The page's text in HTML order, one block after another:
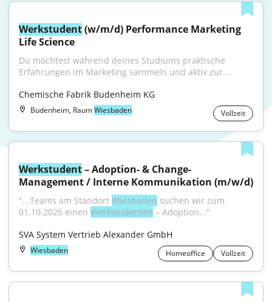
Werkstudent (w/m/d) Performance Marketing
Life Science
Du möchtest während deines Studiums praktische
Erfahrungen im Marketing sammeln und aktiv zur...
Chemische Fabrik Budenheim KG
Budenheim, RaumWiesbaden Vollzeit
Werkstudent – Adoption- & Change-
Management / Interne Kommunikation (m/w/d)
"...Teams am Standort Wiesbaden suchen wir zum
01.10.2026 einen Werkstudenten – Adoption..."
SVA System Vertrieb Alexander GmbH
Wiesbaden Homeoffice Vollzeit